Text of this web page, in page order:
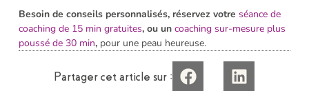
Besoin de conseils personnalisés, réservez votre séance de
coaching de 15 min gratuites, ou un coaching sur-mesure plus
poussé de 30 min, pour une peau heureuse.
Partager cet article sur :